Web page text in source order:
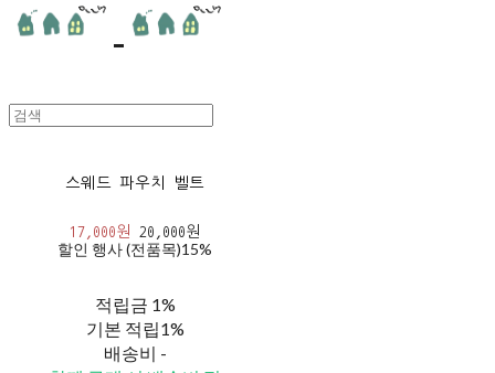
스웨드 파우치 벨트
17,000원 20,000원
할인 행사 (전품목)15%
적립금 1%
기본 적립1%
배송비 -